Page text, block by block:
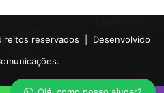
reservados | Desenvolvido